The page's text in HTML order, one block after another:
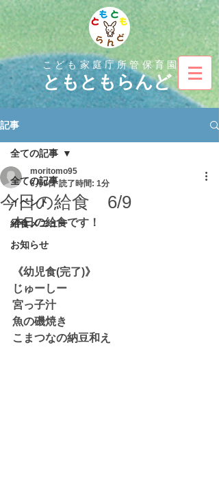
こども家庭庁所管保育園
ともともらんど
記事
全ての記事
イベント
給食メニュー
お知らせ
全ての記事
今日の給食 6/9
moritomo95
6月9日 読了時間: 1分
本日の給食です！
《幼児食(完了)》
じゅーしー
宮っ子汁
魚の磯焼き
こまつなの納豆和え